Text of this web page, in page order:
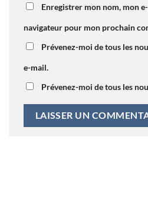
Enregistrer mon nom, mon
navigateur pour mon prochain
Prévenez-moi de tous les
e-mail.
Prévenez-moi de tous les